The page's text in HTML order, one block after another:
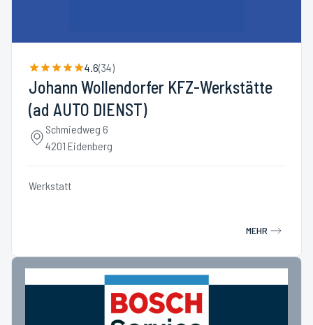
4.6(34)
Johann Wollendorfer KFZ-Werkstätte
(ad AUTO DIENST)
Schmiedweg 6
4201 Eidenberg
Werkstatt
MEHR